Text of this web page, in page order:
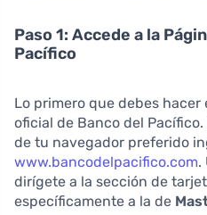
Paso 1: Accede a la
Pacífico
Lo primero que debes hacer
oficial de Banco del
de tu navegador preferido
www.bancodelpacifico.com.
dirígete a la sección de
específicamente a la de